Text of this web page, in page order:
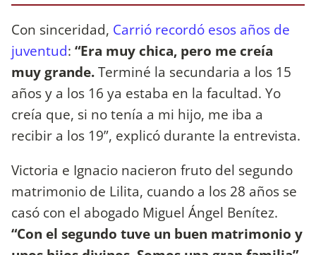
Con sinceridad, Carrió recordó esos años de
juventud: “Era muy chica, pero me creía
muy grande.Terminé la secundaria a los 15
años y a los 16 ya estaba en la facultad. Yo
creía que, si no tenía a mi hijo, me iba a
recibir a los 19”, explicó durante la entrevista.
Victoria e Ignacio nacieron fruto del segundo
matrimonio de Lilita, cuando a los 28 años se
casó con el abogado Miguel Ángel Benítez.
“Con el segundo tuve un buen matrimonio y